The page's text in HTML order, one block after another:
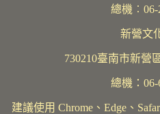
總機︰06-
新營文
730210臺南市新營
總機：06-
建議使用 Chrome、Edge、